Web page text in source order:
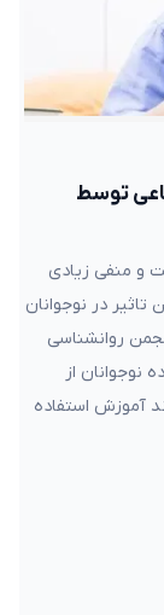
توسط
و منفی زیادی
تاثیر در نوجوانان
روانشناسی
استفاده نوجوانان از
آموزش استفاده